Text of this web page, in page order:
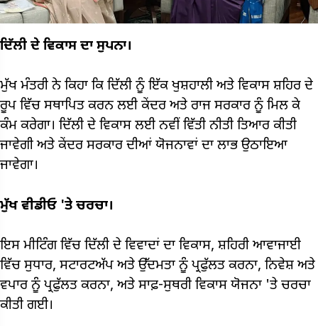
ਦਿੱਲੀ ਦੇ ਵਿਕਾਸ ਦਾ ਸੁਪਨਾ।
ਮੁੱਖ ਮੰਤਰੀ ਨੇ ਕਿਹਾ ਕਿ ਦਿੱਲੀ ਨੂੰ ਇੱਕ ਖੁਸ਼ਹਾਲੀ ਅਤੇ ਵਿਕਾਸ ਸ਼ਹਿਰ ਦੇ
ਰੂਪ ਵਿੱਚ ਸਥਾਪਿਤ ਕਰਨ ਲਈ ਕੇਂਦਰ ਅਤੇ ਰਾਜ ਸਰਕਾਰ ਨੂੰ ਮਿਲ ਕੇ
ਕੰਮ ਕਰੇਗਾ। ਦਿੱਲੀ ਦੇ ਵਿਕਾਸ ਲਈ ਨਵੀਂ ਵਿੱਤੀ ਨੀਤੀ ਤਿਆਰ ਕੀਤੀ
ਜਾਵੇਗੀ ਅਤੇ ਕੇਂਦਰ ਸਰਕਾਰ ਦੀਆਂ ਯੋਜਨਾਵਾਂ ਦਾ ਲਾਭ ਉਠਾਇਆ
ਜਾਵੇਗਾ।
ਮੁੱਖ ਵੀਡੀਓ 'ਤੇ ਚਰਚਾ।
ਇਸ ਮੀਟਿੰਗ ਵਿੱਚ ਦਿੱਲੀ ਦੇ ਵਿਵਾਦਾਂ ਦਾ ਵਿਕਾਸ, ਸ਼ਹਿਰੀ ਆਵਾਜਾਈ
ਵਿੱਚ ਸੁਧਾਰ, ਸਟਾਰਟਅੱਪ ਅਤੇ ਉੱਦਮਤਾ ਨੂੰ ਪ੍ਰਫੁੱਲਤ ਕਰਨਾ, ਨਿਵੇਸ਼ ਅਤੇ
ਵਪਾਰ ਨੂੰ ਪ੍ਰਫੁੱਲਤ ਕਰਨਾ, ਅਤੇ ਸਾਫ਼-ਸੁਥਰੀ ਵਿਕਾਸ ਯੋਜਨਾ 'ਤੇ ਚਰਚਾ
ਕੀਤੀ ਗਈ।